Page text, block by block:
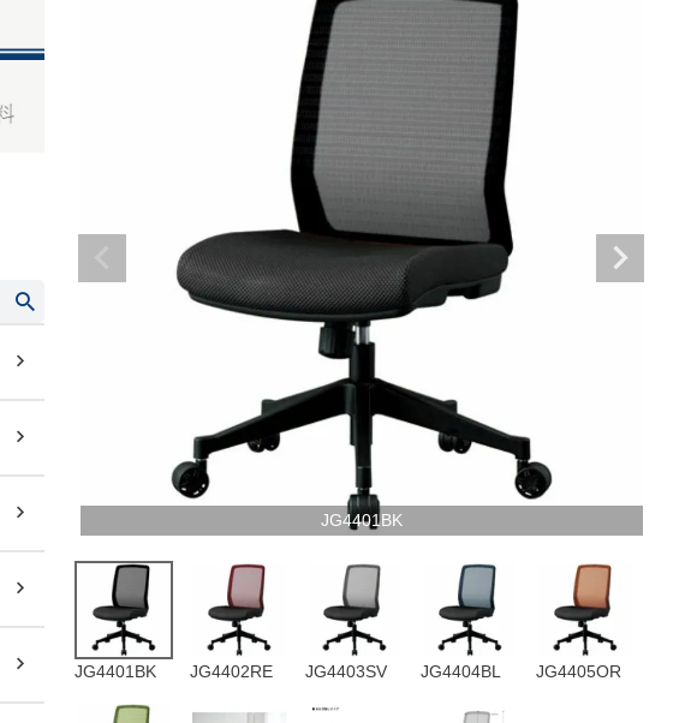
JG4401BK
JG4401BK JG4402RE JG4403SV JG4404BL JG4405OR